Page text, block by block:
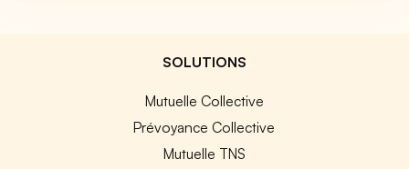
SOLUTIONS
Mutuelle Collective
Prévoyance Collective
Mutuelle TNS